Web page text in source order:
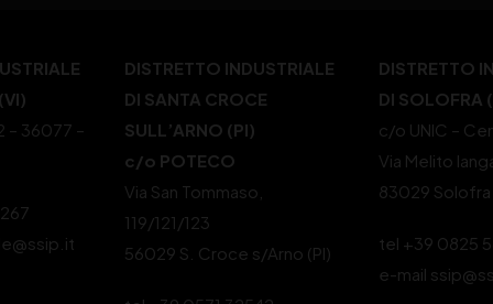
– 36077 –
DISTRETTO INDUSTRIALE
DI SANTA CROCE
SULL’ARNO (PI)
c/o POTECO
Via San Tommaso,
119/121/123
56029 S. Croce s/Arno (PI)
DISTRETTO
DI SOLOFRA
c/o UNIC –
Via Melito
83029 Solofra
tel +39 0825
e-mail